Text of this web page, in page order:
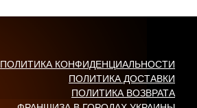
ПОЛИТИКА КОНФИДЕНЦИАЛЬНОСТИ
ПОЛИТИКА ДОСТАВКИ
ПОЛИТИКА ВОЗВРАТА